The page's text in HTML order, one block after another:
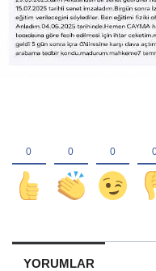
YORUMLAR